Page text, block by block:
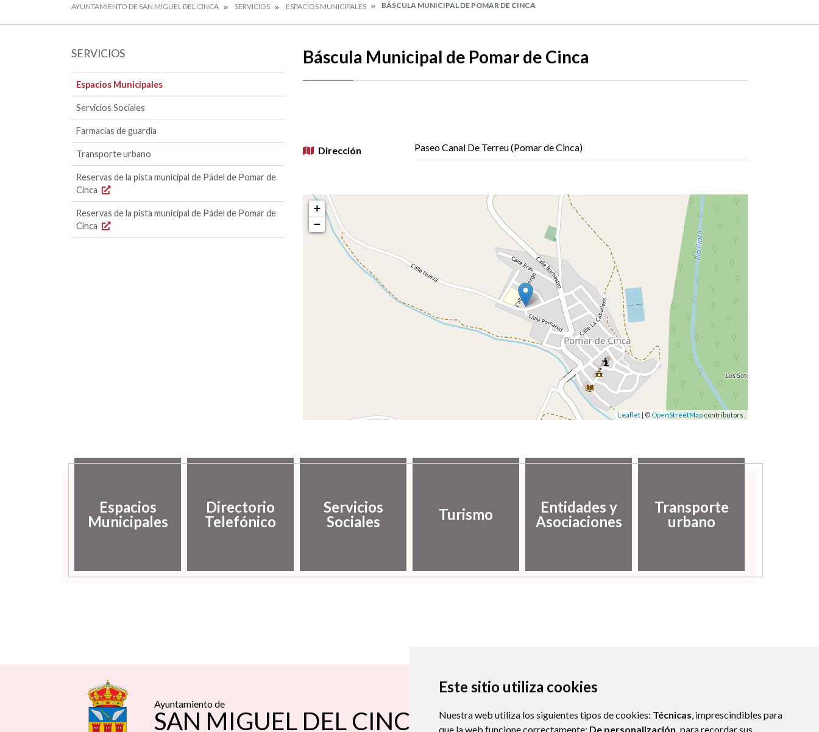
Este sitio utiliza cookies
Nuestra web utiliza los siguientes tipos de cookies: Técnicas, imprescindibles para
que la web funcione correctamente; De personalización, para recordar sus
AYUNTAMIENTO DE SAN MIGUEL DEL CINCA SERVICIOS ESPACIOS MUNICIPALES BÁSCULA MUNICIPAL DE POMAR DE CINCA
SERVICIOS
Espacios Municipales
Servicios Sociales
Farmacias de guardia
Transporte urbano
Reservas de la pista municipal de Pádel de Pomar de
Cinca
Reservas de la pista municipal de Pádel de Pomar de
Cinca
Báscula Municipal de Pomar de Cinca
Dirección Paseo Canal De Terreu (Pomar de Cinca)
+
−
Leaflet | © OpenStreetMap contributors.
Espacios
Municipales
Directorio
Telefónico
Servicios
Sociales
Turismo
Entidades y
Asociaciones
Transporte
urbano
Ayuntamiento de
SAN MIGUEL DEL CINCA